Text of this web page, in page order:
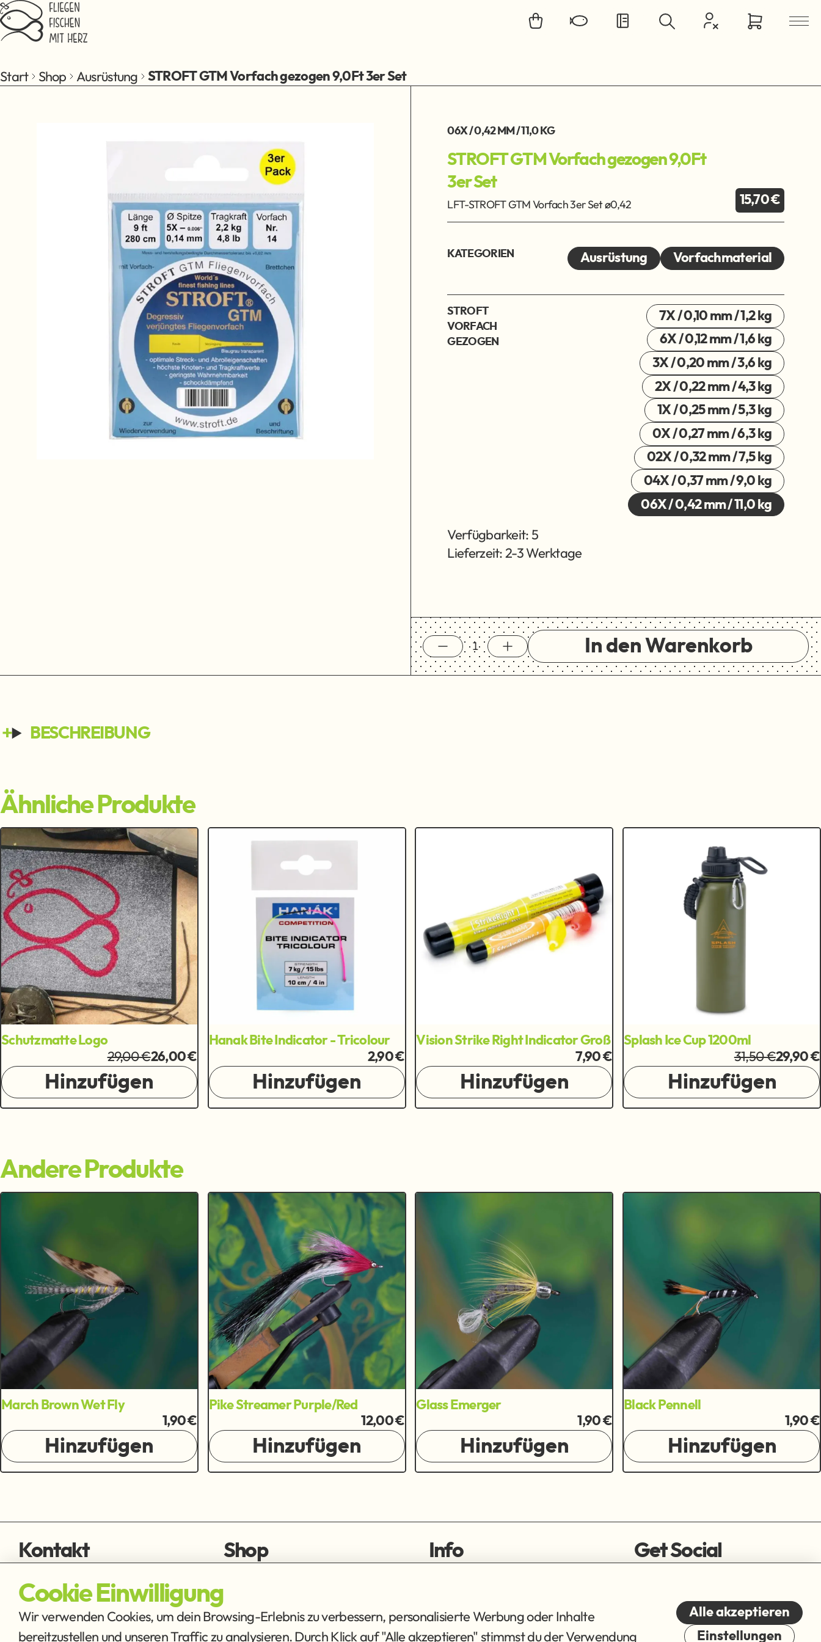
Zum Hauptinhalt springen
Start Shop Ausrüstung STROFT GTM Vorfach gezogen 9,0Ft 3er Set
06X / 0,42 MM / 11,0 KG
STROFT GTM Vorfach gezogen 9,0Ft
3er Set
LFT-STROFT GTM Vorfach 3er Set ø0,42 15,70 €
KATEGORIEN Ausrüstung Vorfachmaterial
STROFT
VORFACH
GEZOGEN
7X / 0,10 mm / 1,2 kg
6X / 0,12 mm / 1,6 kg
3X / 0,20 mm / 3,6 kg
2X / 0,22 mm / 4,3 kg
1X / 0,25 mm / 5,3 kg
0X / 0,27 mm / 6,3 kg
02X / 0,32 mm / 7,5 kg
04X / 0,37 mm / 9,0 kg
06X / 0,42 mm / 11,0 kg
Verfügbarkeit: 5
Lieferzeit: 2-3 Werktage
In den Warenkorb
BESCHREIBUNG
Ähnliche Produkte
Schutzmatte Logo
29,00 €26,00 €
Hinzufügen
Hanak Bite Indicator - Tricolour
2,90 €
Hinzufügen
Vision Strike Right Indicator Groß
7,90 €
Hinzufügen
Splash Ice Cup 1200ml
31,50 €29,90 €
Hinzufügen
Andere Produkte
March Brown Wet Fly
1,90 €
Hinzufügen
Pike Streamer Purple/Red
12,00 €
Hinzufügen
Glass Emerger
1,90 €
Hinzufügen
Black Pennell
1,90 €
Hinzufügen
Kontakt
fischen@ffmh.at
Shop
Ausrüstung
Info
AGB
Get Social
Cookies
Cookie Einwilligung
Wir verwenden Cookies, um dein Browsing-Erlebnis zu verbessern, personalisierte Werbung oder Inhalte
bereitzustellen und unseren Traffic zu analysieren. Durch Klick auf "Alle akzeptieren" stimmst du der Verwendung
Alle akzeptieren
Einstellungen